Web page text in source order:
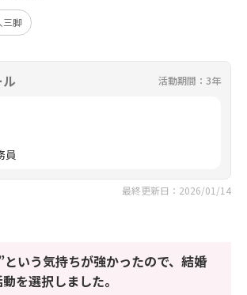
三脚
活動期間：3年
員
最終更新日：2026/01/14
という気持ちが強かったので、結婚
を選択しました。